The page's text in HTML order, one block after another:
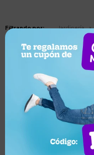
Filtrando por: Jardinería
Te recomendamos quitar:
Suscríbete
Recibí